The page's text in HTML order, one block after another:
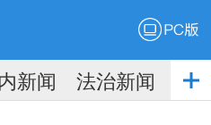
新闻 法治新闻
社